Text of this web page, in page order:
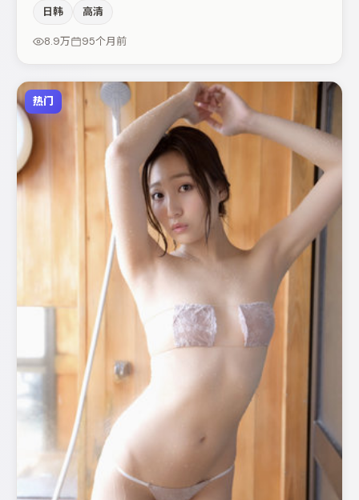
括赵丽颖、裴斗娜、孔刘等，角色动机前后呼应，适合喜欢
抠台词与伏笔的观众。节奏紧凑、反转有度，值得列入片
日韩 高清
8.9万 95个月前
热门